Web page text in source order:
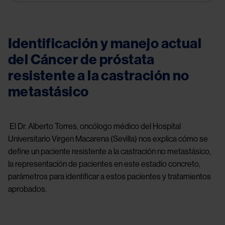
Identificación y manejo actual
del Cáncer de próstata
resistente a la castración no
metastásico
El Dr. Alberto Torres, oncólogo médico del Hospital
Universitario Virgen Macarena (Sevilla) nos explica cómo se
define un paciente resistente a la castración no metastásico,
la representación de pacientes en este estadío concreto,
parámetros para identificar a estos pacientes y tratamientos
aprobados.